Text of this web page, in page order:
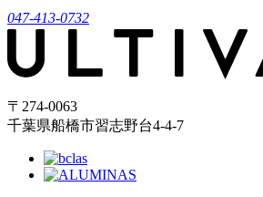
047-413-0732
〒274-0063
千葉県船橋市習志野台4-4-7